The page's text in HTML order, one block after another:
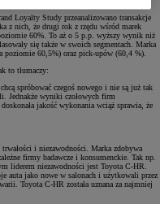
Loyalty Study przeanalizowano transakcje
z nich, że drugi rok z rzędu wśród marek
60%. To aż o 5 p.p. wyższy wynik niż
się także w swoich segmentach. Marka
poziomie 60,5%) oraz pick-upów (60,4 %).
to tłumaczy:
spróbować czegoś nowego i nie są już tak
Jednakże wyniki czołowych firm
jakość wykonania wciąż sprawia, że
i niezawodności. Marka zdobywa
firmy badawcze i konsumenckie. Tak np.
liderem niezawodności jest Toyota C-HR.
auta jako nowe w salonach i użytkowali przez
Toyota C-HR została uznana za najmniej